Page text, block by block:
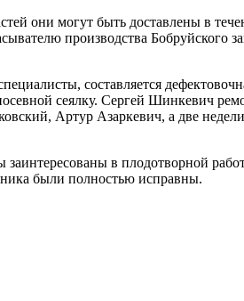
они могут быть доставлены в
производства Бобруйского
составляется
сеялку. Сергей Шинкевич
Артур Азаркевич, а две
в плодотворной
были полностью исправны.